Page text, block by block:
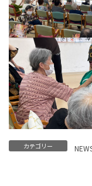
カテゴリー